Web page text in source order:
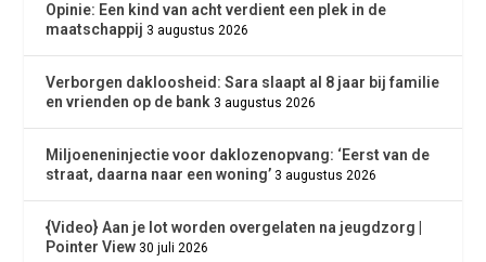
Opinie: Een kind van acht verdient een plek in de
maatschappij 3 augustus 2026
Verborgen dakloosheid: Sara slaapt al 8 jaar bij familie
en vrienden op de bank 3 augustus 2026
Miljoeneninjectie voor daklozenopvang: ‘Eerst van de
straat, daarna naar een woning’ 3 augustus 2026
{Video} Aan je lot worden overgelaten na jeugdzorg |
Pointer View 30 juli 2026